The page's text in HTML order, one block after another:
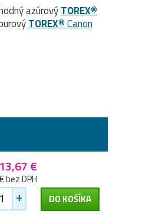
azúrovýTOREX®
TOREX®Canon
13,67 €
bez DPH
+ DO KOŠÍKA